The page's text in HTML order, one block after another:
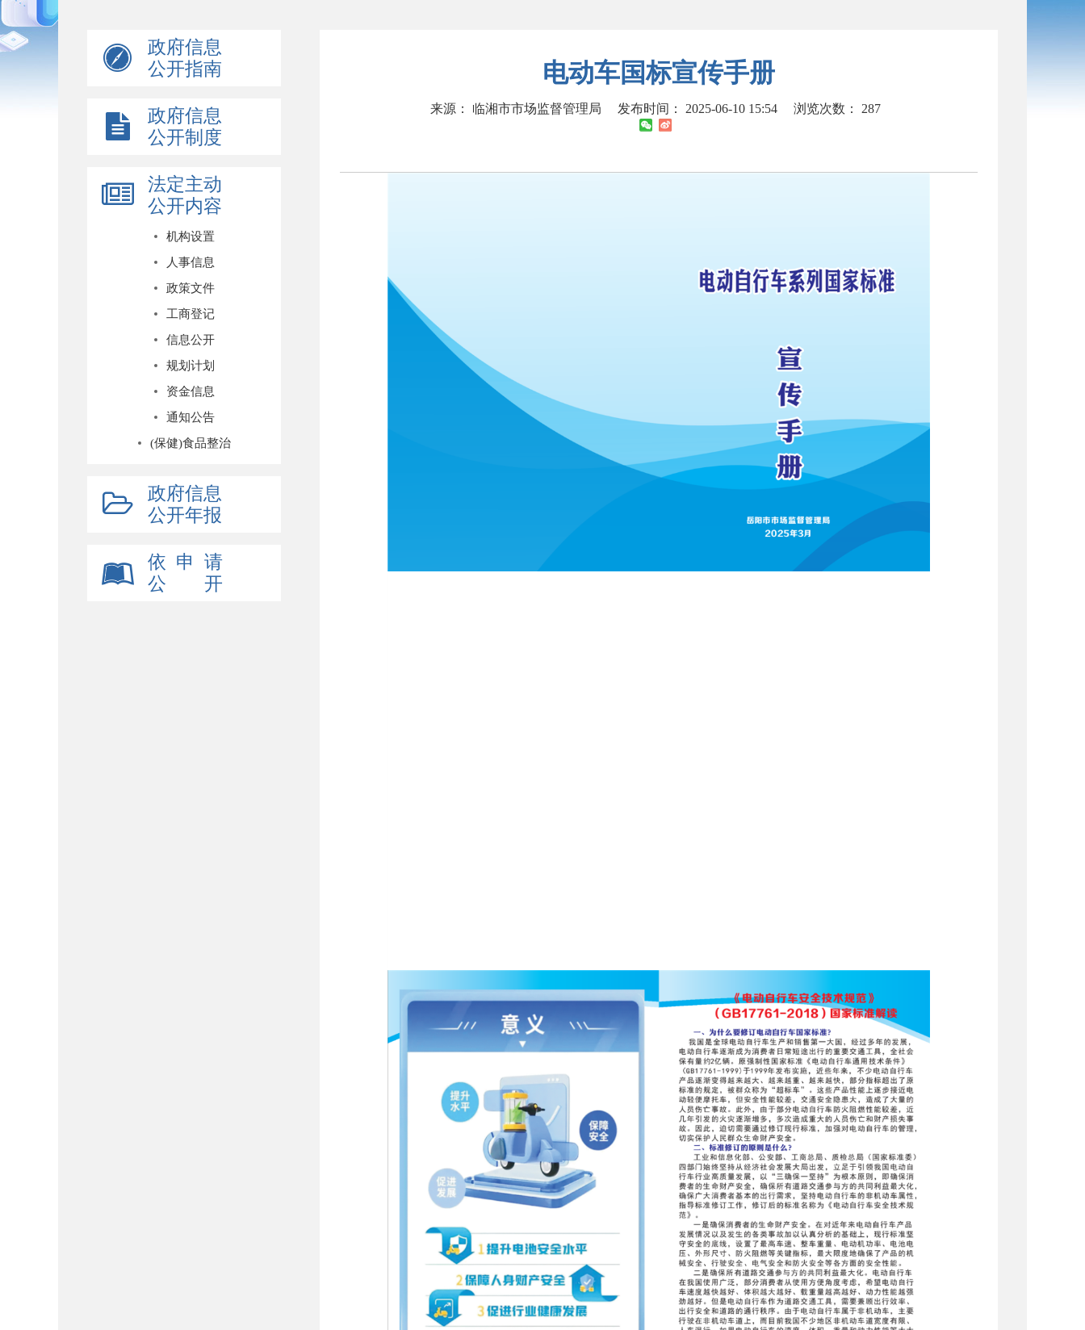
政府信息
公开指南
政府信息
公开制度
法定主动
公开内容
机构设置
人事信息
政策文件
工商登记
信息公开
规划计划
资金信息
通知公告
(保健)食品整治
政府信息
公开年报
依 申 请
公 开
电动车国标宣传手册
来源： 临湘市市场监督管理局 发布时间： 2025-06-10 15:54 浏览次数： 287